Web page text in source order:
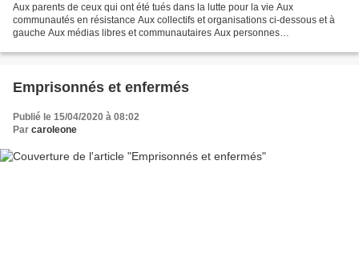
Aux parents de ceux qui ont été tués dans la lutte pour la vie Aux
communautés en résistance Aux collectifs et organisations ci-dessous et à
gauche Aux médias libres et communautaires Aux personnes
Emprisonnés et enfermés
Publié le 15/04/2020 à 08:02
Par caroleone